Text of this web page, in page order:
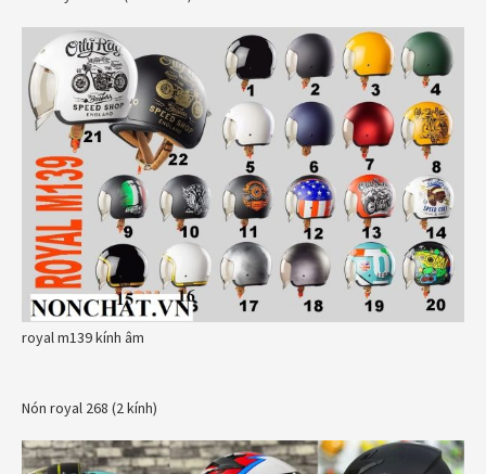
royal m139 kính âm
Nón royal 268 (2 kính)